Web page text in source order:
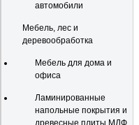
автомобили
Мебель, лес и
деревообработка
Мебель для дома и
офиса
Ламинированные
напольные покрытия и
древесные плиты МДФ,